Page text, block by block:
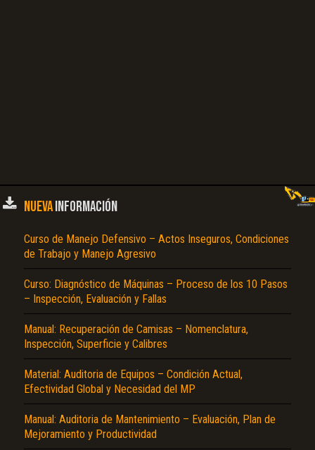
NUEVAINFORMACIÓN
Curso de Manejo Defensivo – Actos Inseguros, Condiciones
de Trabajo y Manejo Agresivo
Curso: Diagnóstico de Máquinas – Proceso de los 10 Pasos
– Inspección, Evaluación y Fallas
Manual: Recuperación de Camisas – Nomenclatura,
Inspección, Superficie y Calibres
Material: Auditoria de Equipos – Condición Actual,
Efectividad Global y Necesidad del MP
Manual: Auditoria de Mantenimiento – Evaluación, Plan de
Mejoramiento y Productividad